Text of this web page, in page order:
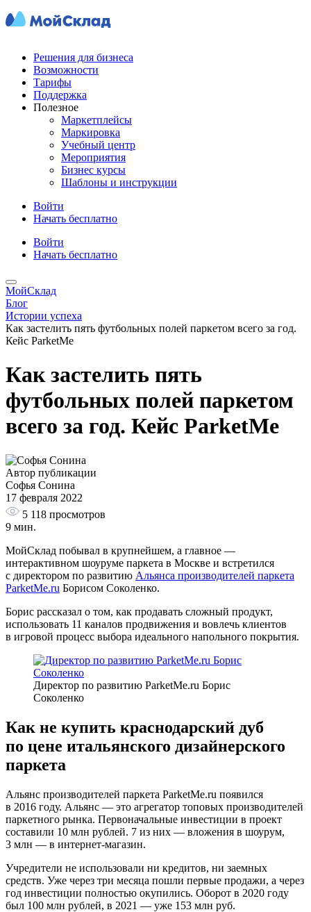
Решения для бизнеса
Возможности
Тарифы
Поддержка
Полезное
Маркетплейсы
Маркировка
Учебный центр
Мероприятия
Бизнес курсы
Шаблоны и инструкции
Войти
Начать бесплатно
Войти
Начать бесплатно
МойСклад
Блог
Истории успеха
Как застелить пять футбольных полей паркетом всего за год.
Кейс ParketMe
Как застелить пять
футбольных полей паркетом
всего за год. Кейс ParketMe
Автор публикации
Софья Сонина
17 февраля 2022
5 118 просмотров
9 мин.
МойСклад побывал в крупнейшем, а главное —
интерактивном шоуруме паркета в Москве и встретился
с директором по развитию Альянса производителей паркета
ParketMe.ru Борисом Соколенко.
Борис рассказал о том, как продавать сложный продукт,
использовать 11 каналов продвижения и вовлечь клиентов
в игровой процесс выбора идеального напольного покрытия.
Директор по развитию ParketMe.ru Борис
Соколенко
Как не купить краснодарский дуб
по цене итальянского дизайнерского
паркета
Альянс производителей паркета ParketMe.ru появился
в 2016 году. Альянс — это агрегатор топовых производителей
паркетного рынка. Первоначальные инвестиции в проект
составили 10 млн рублей. 7 из них — вложения в шоурум,
3 млн — в интернет-магазин.
Учредители не использовали ни кредитов, ни заемных
средств. Уже через три месяца пошли первые продажи, а через
год инвестиции полностью окупились. Оборот в 2020 году
был 100 млн рублей, в 2021 — уже 153 млн руб.